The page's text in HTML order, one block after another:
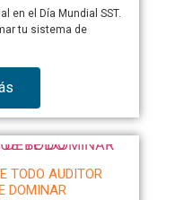
en el Día Mundial SST.
tu sistema de
TODO AUDITOR
DOMINAR